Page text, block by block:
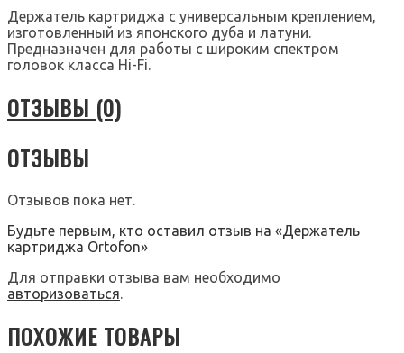
Держатель картриджа с универсальным креплением,
изготовленный из японского дуба и латуни.
Предназначен для работы с широким спектром
головок класса Hi-Fi.
ОТЗЫВЫ (0)
ОТЗЫВЫ
Отзывов пока нет.
Будьте первым, кто оставил отзыв на «Держатель
картриджа Ortofon»
Для отправки отзыва вам необходимо
авторизоваться.
ПОХОЖИЕ ТОВАРЫ